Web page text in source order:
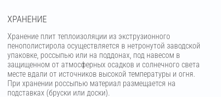
ХРАНЕНИЕ
Хранение плит теплоизоляции из экструзионного
пенополистирола осуществляется в нетронутой заводской
упаковке, россыпью или на поддонах, под навесом в
защищенном от атмосферных осадков и солнечного света
месте вдали от источников высокой температуры и огня.
При хранении россыпью материал размещается на
подставках (бруски или доски).